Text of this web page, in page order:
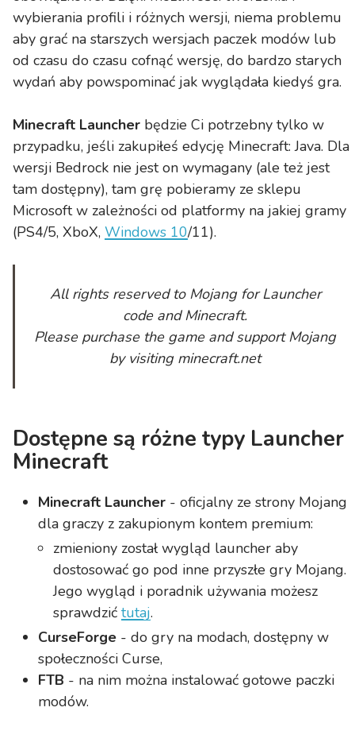
wybierania profili i różnych wersji, niema problemu
aby grać na starszych wersjach paczek modów lub
od czasu do czasu cofnąć wersję, do bardzo starych
wydań aby powspominać jak wyglądała kiedyś gra.
Minecraft Launcher będzie Ci potrzebny tylko w
przypadku, jeśli zakupiłeś edycję Minecraft: Java. Dla
wersji Bedrock nie jest on wymagany (ale też jest
tam dostępny), tam grę pobieramy ze sklepu
Microsoft w zależności od platformy na jakiej gramy
(PS4/5, XboX, Windows 10/11).
All rights reserved to Mojang for Launcher
code and Minecraft.
Please purchase the game and support Mojang
by visiting minecraft.net
Dostępne są różne typy Launcher
Minecraft
Minecraft Launcher- oficjalny ze strony Mojang
dla graczy z zakupionym kontem premium:
zmieniony został wygląd launcher aby
dostosować go pod inne przyszłe gry Mojang.
Jego wygląd i poradnik używania możesz
sprawdzićtutaj.
CurseForge- do gry na modach, dostępny w
społeczności Curse,
FTB - na nim można instalować gotowe paczki
modów.